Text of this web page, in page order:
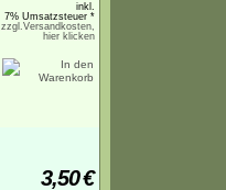
inkl.
7% Umsatzsteuer *
zzgl.Versandkosten,
hier klicken
3,50€